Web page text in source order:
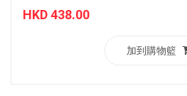
HKD 438.00
加到購物籃